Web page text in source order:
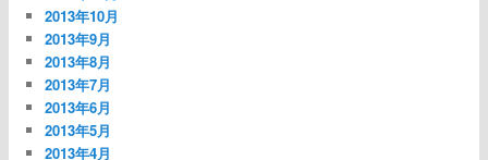
2013年10月
2013年9月
2013年8月
2013年7月
2013年6月
2013年5月
2013年4月